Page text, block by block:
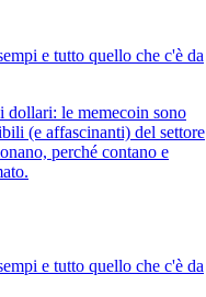
e tutto quello che c'è da
le memecoin sono
(e affascinanti) del settore
perché contano e
e tutto quello che c'è da